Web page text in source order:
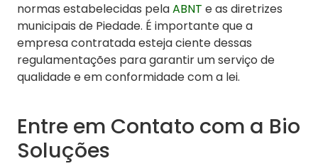
normas estabelecidas pelaABNT e as diretrizes
municipais de Piedade. É importante que a
empresa contratada esteja ciente dessas
regulamentações para garantir um serviço de
qualidade e em conformidade com a lei.
Entre em Contato com a Bio
Soluções